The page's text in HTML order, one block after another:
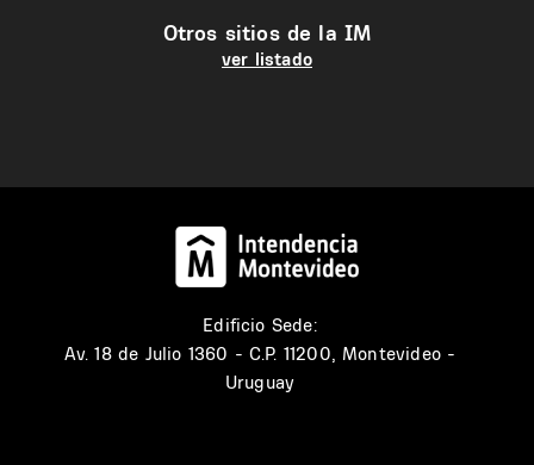
Otros sitios de la IM
ver listado
Edificio Sede:
Av. 18 de Julio 1360 - C.P. 11200, Montevideo -
Uruguay